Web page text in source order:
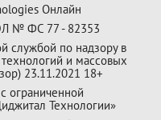
Онлайн
№ ФС 77 - 82353
службой по надзору в
и массовых
23.11.2021 18+
ограниченной
Технологии»